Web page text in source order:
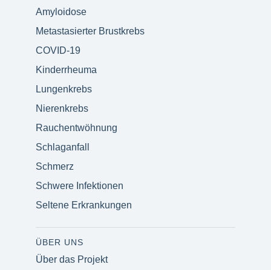
Amyloidose
Metastasierter Brustkrebs
COVID-19
Kinderrheuma
Lungenkrebs
Nierenkrebs
Rauchentwöhnung
Schlaganfall
Schmerz
Schwere Infektionen
Seltene Erkrankungen
ÜBER UNS
Über das Projekt